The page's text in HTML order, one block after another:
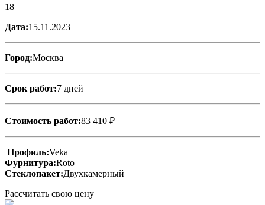
18
Дата:15.11.2023
Город:Москва
Срок работ:7 дней
Стоимость работ:83 410 ₽
Профиль:Veka
Фурнитура:Roto
Стеклопакет:Двухкамерный
Рассчитать свою цену